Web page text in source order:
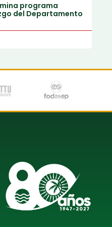
programa
del Departamento